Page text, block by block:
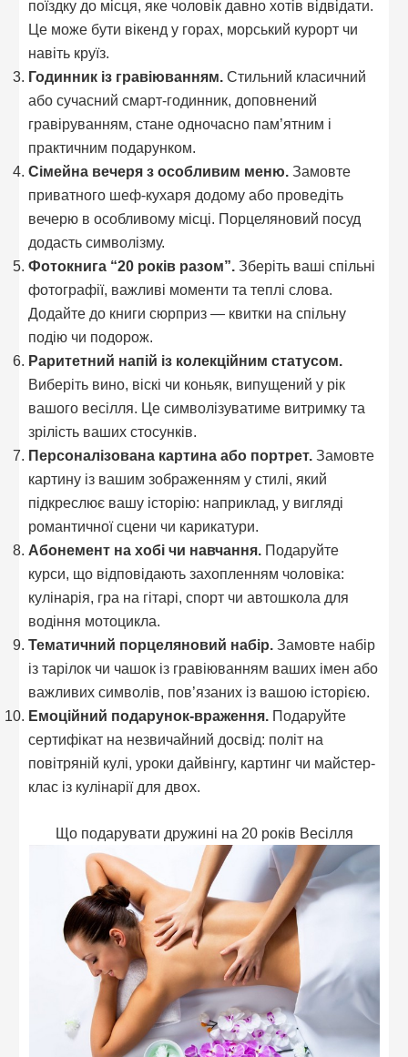
поїздку до місця, яке чоловік давно хотів відвідати.
Це може бути вікенд у горах, морський курорт чи
навіть круїз.
Годинник із гравіюванням. Стильний класичний
або сучасний смарт-годинник, доповнений
гравіруванням, стане одночасно пам’ятним і
практичним подарунком.
Сімейна вечеря з особливим меню. Замовте
приватного шеф-кухаря додому або проведіть
вечерю в особливому місці. Порцеляновий посуд
додасть символізму.
Фотокнига “20 років разом”.Зберіть ваші спільні
фотографії, важливі моменти та теплі слова.
Додайте до книги сюрприз — квитки на спільну
подію чи подорож.
Раритетний напій із колекційним статусом.
Виберіть вино, віскі чи коньяк, випущений у рік
вашого весілля. Це символізуватиме витримку та
зрілість ваших стосунків.
Персоналізована картина або портрет. Замовте
картину із вашим зображенням у стилі, який
підкреслює вашу історію: наприклад, у вигляді
романтичної сцени чи карикатури.
Абонемент на хобі чи навчання. Подаруйте
курси, що відповідають захопленням чоловіка:
кулінарія, гра на гітарі, спорт чи автошкола для
водіння мотоцикла.
Тематичний порцеляновий набір. Замовте набір
із тарілок чи чашок із гравіюванням ваших імен або
важливих символів, пов’язаних із вашою історією.
Емоційний подарунок-враження. Подаруйте
сертифікат на незвичайний досвід: політ на
повітряній кулі, уроки дайвінгу, картинг чи майстер-
клас із кулінарії для двох.
Що подарувати дружині на 20 років Весілля